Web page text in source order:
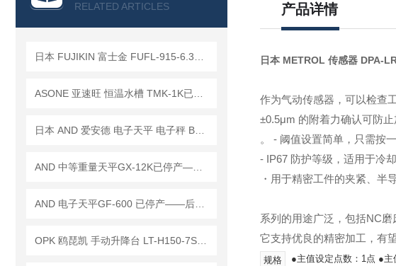
RELATED ARTICLES 产品详情
日本 METROL 传感器 DPA-
作为气动传感器，可以检查
±0.5μm 的附着力确认可防
。 - 阈值设置简单，只需按
- IP67 防护等级，适用于冷
・用于精密工件的夹紧、半
系列的用途广泛，包括NC磨
它支持优良的精密加工，有
规格 ●主值设定点数：1点 ●主